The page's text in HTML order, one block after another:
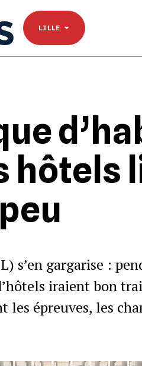
LILLE
NANTES
TOULOUSE
Se connecter
hôtels
s’en gargarise :
iraient bon
épreuves, les